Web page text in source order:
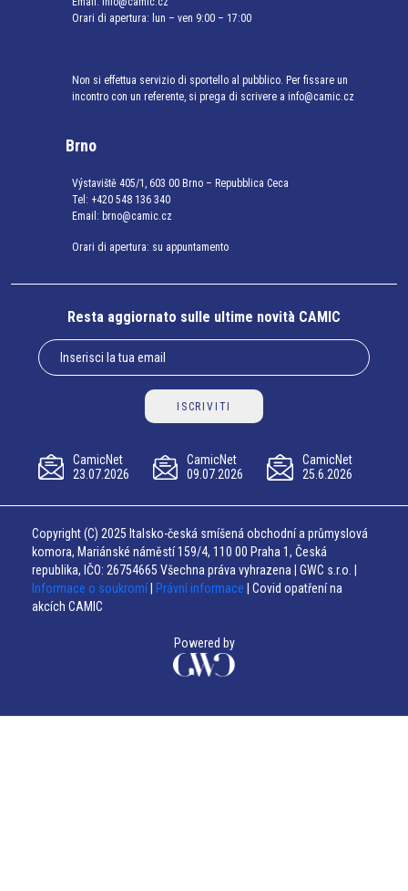
Orari di apertura: lun – ven 9:00 – 17:00
Non si effettua servizio di sportello al pubblico. Per fissare un
incontro con un referente, si prega di scrivere a info@camic.cz
Brno
Výstaviště 405/1, 603 00 Brno – Repubblica Ceca
Tel: +420 548 136 340
Email: brno@camic.cz
Orari di apertura: su appuntamento
Resta aggiornato sulle ultime novità CAMIC
ISCRIVITI
CamicNet
23.07.2026
CamicNet
09.07.2026
CamicNet
25.6.2026
Copyright (C) 2025 Italsko-česká smíšená obchodní a průmyslová
komora, Mariánské náměstí 159/4, 110 00 Praha 1, Česká
republika, IČO: 26754665 Všechna práva vyhrazena | GWC s.r.o. |
Informace o soukromí
Právní informace | Covid opatření na
akcích CAMIC
Powered by